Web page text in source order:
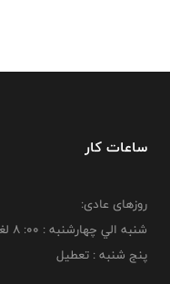
ساعات کار
روزهای عادی:
شنبه الي چهارشنبه : 00: 8 لغايت 16:00
پنج شنبه : تعطیل